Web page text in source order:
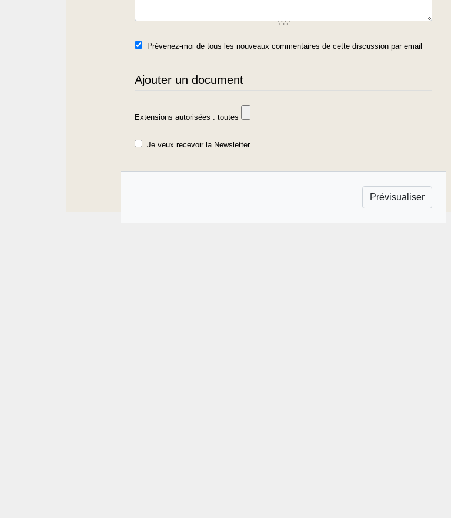
Prévenez-moi de tous les nouveaux commentaires de cette discussion par email
Ajouter un document
Extensions autorisées : toutes
Je veux recevoir la Newsletter